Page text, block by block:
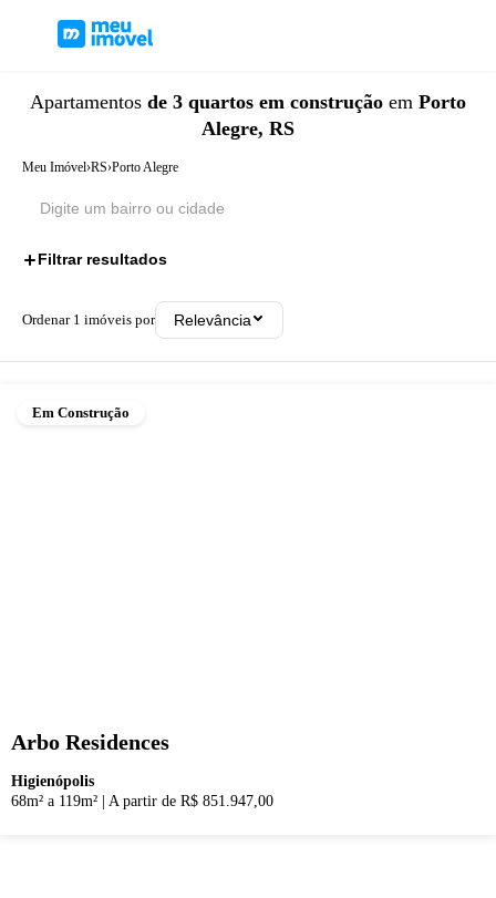
Apartamentos de 3 quartos em construção em Porto
Alegre, RS
Meu Imóvel›RS›Porto Alegre
Filtrar resultados
Ordenar 1 imóveis por Relevância
Em Construção
Arbo Residences
Higienópolis
68m² a 119m²
A partir de R$ 851.947,00